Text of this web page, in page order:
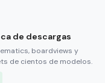
de descargas
boardviews y
de cientos de modelos.